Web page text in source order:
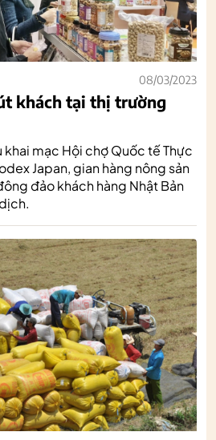
08/03/2023
khách tại thị trường
mạc Hội chợ Quốc tế Thực
Japan, gian hàng nông sản
đảo khách hàng Nhật Bản